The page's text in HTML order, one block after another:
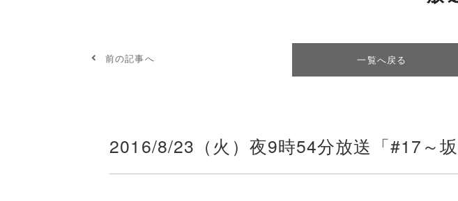
前の記事へ 一覧へ戻る
2016/8/23（火）夜9時54分放送「#17～坂